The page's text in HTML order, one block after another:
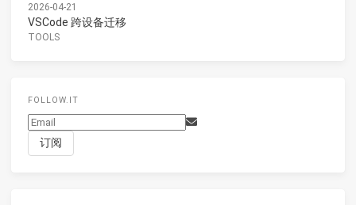
2026-04-21
VSCode 跨设备迁移
TOOLS
FOLLOW.IT